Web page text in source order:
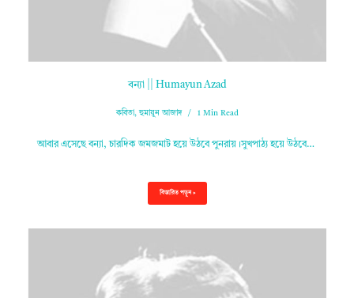
বন্যা || Humayun Azad
কবিতা,হুমায়ুন আজাদ 1 Min Read
আবার এসেছে বন্যা, চারদিক জমজমাট হয়ে উঠবে পুনরায়।সুখপাঠ্য হয়ে উঠবে…
বিস্তারিত পড়ুন »